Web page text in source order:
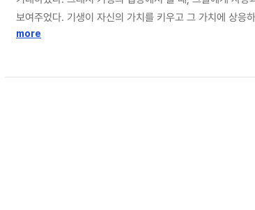
보여주었다. 기생이 자신의 가치를 키우고 그 가치에 상응
루지 못한 기생들은 은근한 재촉을 받았다. 그런데 소운
more